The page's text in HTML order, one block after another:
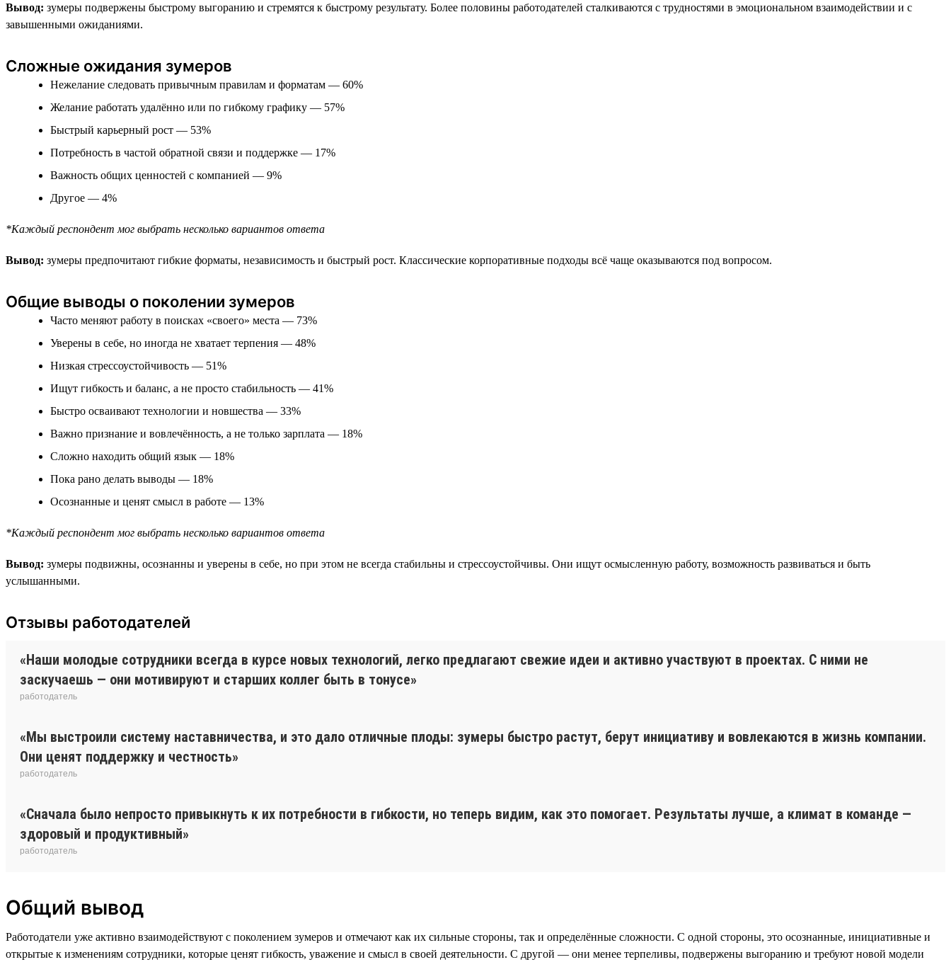
Вывод: зумеры подвержены быстрому выгоранию и стремятся к быстрому результату. Более половины работодателей сталкиваются с трудностями в эмоциональном взаимодействии и с
завышенными ожиданиями.
Сложные ожидания зумеров
Нежелание следовать привычным правилам и форматам — 60%
Желание работать удалённо или по гибкому графику — 57%
Быстрый карьерный рост — 53%
Потребность в частой обратной связи и поддержке — 17%
Важность общих ценностей с компанией — 9%
Другое — 4%
*Каждый респондент мог выбрать несколько вариантов ответа
Вывод: зумеры предпочитают гибкие форматы, независимость и быстрый рост. Классические корпоративные подходы всё чаще оказываются под вопросом.
Общие выводы о поколении зумеров
Часто меняют работу в поисках «своего» места — 73%
Уверены в себе, но иногда не хватает терпения — 48%
Низкая стрессоустойчивость — 51%
Ищут гибкость и баланс, а не просто стабильность — 41%
Быстро осваивают технологии и новшества — 33%
Важно признание и вовлечённость, а не только зарплата — 18%
Сложно находить общий язык — 18%
Пока рано делать выводы — 18%
Осознанные и ценят смысл в работе — 13%
*Каждый респондент мог выбрать несколько вариантов ответа
Вывод: зумеры подвижны, осознанны и уверены в себе, но при этом не всегда стабильны и стрессоустойчивы. Они ищут осмысленную работу, возможность развиваться и быть
услышанными.
Отзывы работодателей
«Наши молодые сотрудники всегда в курсе новых технологий, легко предлагают свежие идеи и активно участвуют в проектах. С ними не
заскучаешь — они мотивируют и старших коллег быть в тонусе»
работодатель
«Мы выстроили систему наставничества, и это дало отличные плоды: зумеры быстро растут, берут инициативу и вовлекаются в жизнь компании.
Они ценят поддержку и честность»
работодатель
«Сначала было непросто привыкнуть к их потребности в гибкости, но теперь видим, как это помогает. Результаты лучше, а климат в команде —
здоровый и продуктивный»
работодатель
Общий вывод
Работодатели уже активно взаимодействуют с поколением зумеров и отмечают как их сильные стороны, так и определённые сложности. С одной стороны, это осознанные, инициативные и
открытые к изменениям сотрудники, которые ценят гибкость, уважение и смысл в своей деятельности. С другой — они менее терпеливы, подвержены выгоранию и требуют новой модели